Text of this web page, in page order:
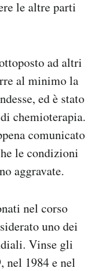
le altre parti
ad altri
al minimo la
ed è stato
chemioterapia.
comunicato
le condizioni
aggravate.
nel corso
uno dei
Vinse gli
nel 1984 e nel